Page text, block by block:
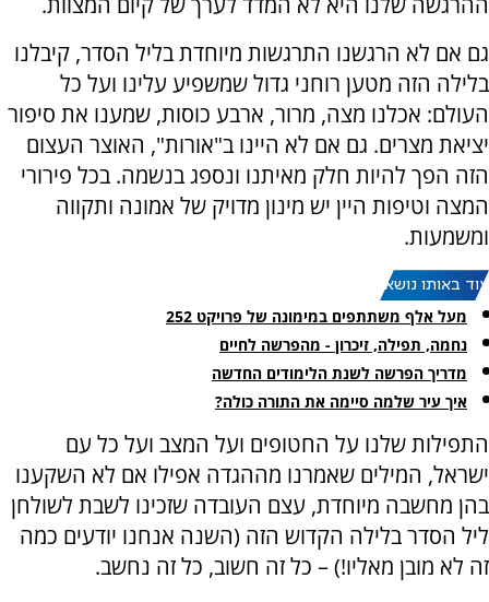
גם אם לא הרגשנו התרגשות מיוחדת בליל הסדר, קיבלנו
בלילה הזה מטען רוחני גדול שמשפיע עלינו ועל כל
העולם: אכלנו מצה, מרור, ארבע כוסות, שמענו את סיפור
יציאת מצרים. גם אם לא היינו ב"אורות", האוצר העצום
הזה הפך להיות חלק מאיתנו ונספג בנשמה. בכל פירורי
המצה וטיפות היין יש מינון מדויק של אמונה ותקווה
ומשמעות.
עוד באותו נושא:
מעל אלף משתתפים במימונה של פרויקט 252
נחמה, תפילה, זיכרון - מהפרשה לחיים
מדריך הפרשה לשנת הלימודים החדשה
איך עיר שלמה סיימה את התורה כולה?
התפילות שלנו על החטופים ועל המצב ועל כל עם
ישראל, המילים שאמרנו מההגדה אפילו אם לא השקענו
בהן מחשבה מיוחדת, עצם העובדה שזכינו לשבת לשולחן
ליל הסדר בלילה הקדוש הזה (השנה אנחנו יודעים כמה
זה לא מובן מאליו!) – כל זה חשוב, כל זה נחשב.